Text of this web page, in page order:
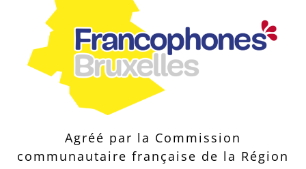
Agréé par la Commission
communautaire française de la Région